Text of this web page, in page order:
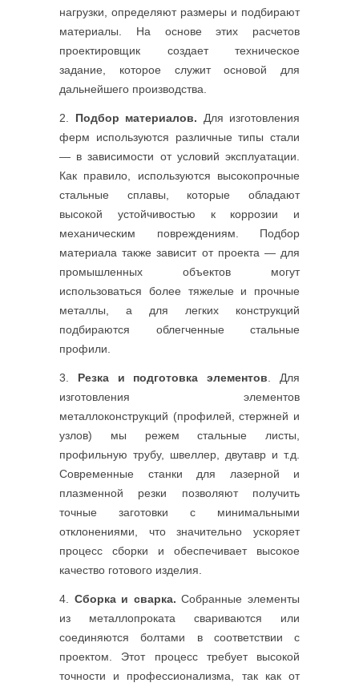
нагрузки, определяют размеры и подбирают
материалы. На основе этих расчетов
проектировщик создает техническое
задание, которое служит основой для
дальнейшего производства.
Подбор материалов. Для изготовления
ферм используются различные типы стали
— в зависимости от условий эксплуатации.
Как правило, используются высокопрочные
стальные сплавы, которые обладают
высокой устойчивостью к коррозии и
механическим повреждениям. Подбор
материала также зависит от проекта — для
промышленных объектов могут
использоваться более тяжелые и прочные
металлы, а для легких конструкций
подбираются облегченные стальные
профили.
Резка и подготовка элементов . Для
изготовления элементов
металлоконструкций (профилей, стержней и
узлов) мы режем стальные листы,
профильную трубу, швеллер, двутавр и т.д.
Современные станки для лазерной и
плазменной резки позволяют получить
точные заготовки с минимальными
отклонениями, что значительно ускоряет
процесс сборки и обеспечивает высокое
качество готового изделия.
Сборка и сварка. Собранные элементы
из металлопроката свариваются или
соединяются болтами в соответствии с
проектом. Этот процесс требует высокой
точности и профессионализма, так как от